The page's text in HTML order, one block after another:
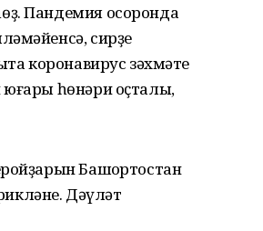
Пандемия осоронда
сирҙе
коронавирус зәхмәте
һөнәри оҫталыҡ,
Башҡортостан
Дәүләт